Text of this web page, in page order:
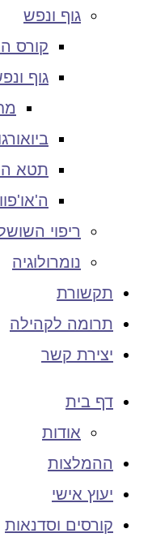
גוף ונפש
קורס
גוף
תטא
ריפוי
נומרולוגיה
תקשורת
תרומה לקהילה
יצירת קשר
דף בית
אודות
ההמלצות
יעוץ אישי
קורסים וסדנאות